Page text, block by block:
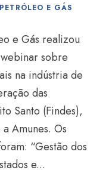
PETRÓLEO E GÁS
e Gás realizou
sobre
na indústria de
das
Santo (Findes),
Amunes. Os
“Gestão dos
e...